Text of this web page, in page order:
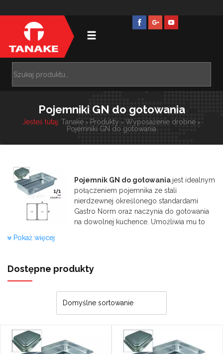
Pojemniki GN do gotowania
Jesteś tutaj: Tanake > Produkty > Wyposażenie drobne >
Pojemniki GN do gotowania
Pojemnik GN do gotowania jest idealnym
połączeniem pojemnika ze stali
nierdzewnej określonego standardami
Gastro Norm oraz naczynia do gotowania
na dowolnej kuchence. Umoźliwia mu to
stosowane w najlepszych sprzętach
kuchennych (garnki, rondle, patelnie)
Materiał wykonawczy pojemnika GN do
gotowania zapewnia doskonałą odporność
na korozję, oddziaływanie warunków
właściwości naczynie nie ulega
deformacjom oraz uszkodzeniom.
Pokaż więcej
Dostępne produkty